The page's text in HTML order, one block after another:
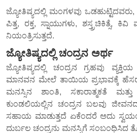
ಜ್ಯೋತಿಷ್ಯದಲ್ಲಿ ಮಂಗಳವು
ಪಿತ್ತ, ರಕ್ತ, ಸ್ನಾಯುಗಳು, ಶಸ್ತ್ರಚಿಕಿತ್ಸೆ, ಕಿವಿ
ನಿಯಂತ್ರಿಸುತ್ತದೆ.
ಜ್ಯೋತಿಷ್ಯದಲ್ಲಿ ಚಂದ್ರನ ಅರ್ಥ
ಜ್ಯೋತಿಷ್ಯದಲ್ಲಿ ಚಂದ್ರನ ಗ್ರಹವು ವ್ಯಕ್ತಿಯ
ಮಾನವನ ಮೇಲೆ ತಾಯಿಯ ಪ್ರಭಾವಕ್ಕೆ
ಮನಸ್ಸಿನ ಶಾಂತಿ, ಸಕಾರಾತ್ಮಕತೆ ಮತ್ತು
ಕುಂಡಲಿಯಲ್ಲಿನ ಚಂದ್ರನ ಬಲವು
ಸಹಾಯ ಮಾಡುತ್ತದೆ ಏಕೆಂದರೆ ಅದು ಸ್ವಯಂ
ದುರ್ಬಲ ಚಂದ್ರನು ಮನಸ್ಸಿಗೆ ಸಂಬಂಧಿಸಿದ